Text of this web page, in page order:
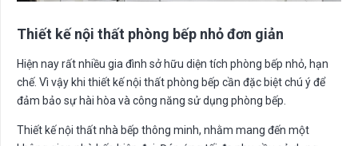
Thiết kế nội thất phòng bếp nhỏ đơn giản
Hiện nay rất nhiều gia đình sở hữu diện tích phòng bếp nhỏ, hạn
chế. Vì vậy khi thiết kế nội thất phòng bếp cần đặc biệt chú ý để
đảm bảo sự hài hòa và công năng sử dụng phòng bếp.
Thiết kế nội thất nhà bếp thông minh, nhằm mang đến một